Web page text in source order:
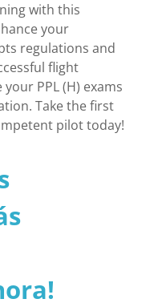
with this
your
regulations and
flight
PPL (H) exams
Take the first
pilot today!